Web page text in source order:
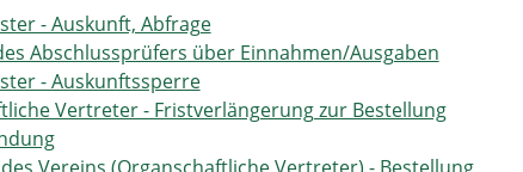
- Auskunft, Abfrage
Abschlussprüfers über Einnahmen/Ausgaben
- Auskunftssperre
Vertreter - Fristverlängerung zur Bestellung